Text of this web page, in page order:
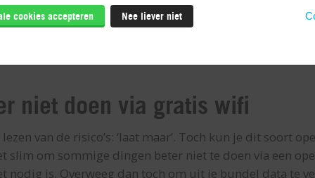
instelt voor bijvoorbeeld je
manier hebben hackers aan alleen jouw
lees je alles over deze belangrijke
niet doen via gratis wifi
van de risico’s: ‘laat maar’. Toch kun je dit soort
slim om sommige dingen beter niet te doen via een
nodig is. Overweeg dan toch om uit je bundel data te
cookies accepteren Nee liever niet